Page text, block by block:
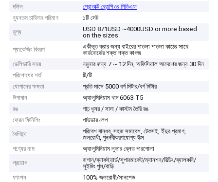
দলিল
প্রোডাক্ট ব্রোশিওর পিডিএফ
ন্যূনতম চাহিদার পরিমাণ
১টি সেট
মূল্য
USD 871USD ~4000USD or more based
on the sizes
প্যাকেজিং বিবরণ
একীভূত করার জন্য বাইরের পাতলা পাতলা কাঠের সাথে
কার্ডবোর্ডের শক্ত শক্ত কাগজ
ডেলিভারি সময়
নমুনার জন্য 7 ~ 12 দিন, অফিসিয়াল আদেশের জন্য 30 দিন
পরিশোধের শর্ত
টি/টি
যোগানের ক্ষমতা
প্রতি মাসে 5000 বর্গ মিটার/বর্গ মিটার
উপাদান
অ্যালুমিনিয়াম খাদ 6063-T5
রঙ
গাঢ় ধূসর / সাদা / কাস্টম তৈরি রঙ
ফ্রেম ফিনিশিং
পাউডার লেপ
বৈশিষ্ট্য
পরিবেশ বান্ধব, সহজ সমাবেশ, টেকসই, ইঁদুর প্রমাণ,
জলরোধী, পুনর্নবীকরণযোগ্য উত্স
পণ্যের নাম
অ্যালুমিনিয়াম লুভার ব্লেড পারগোলা
প্রয়োগ
বাগান/ব্যাকইয়ার্ড/সুপারমার্কেট/ম্যানশন/বিল্ডিং/ব্যালকনি/
সুইমিং পুল/বাড়ি
ফাংশন
100% জলরোধী/সানশেড